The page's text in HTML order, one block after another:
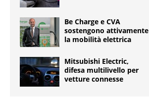
Be Charge e CVA
sostengono attivamente
la mobilità elettrica
Mitsubishi Electric,
difesa multilivello per
vetture connesse